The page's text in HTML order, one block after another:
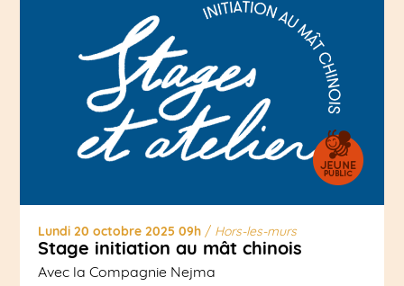
Lundi 20 octobre 2025 09h/ Hors-les-murs
Stage initiation au mât chinois
Avec la Compagnie Nejma